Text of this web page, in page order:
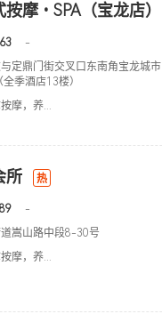
摩•SPA（宝龙店）
-
定鼎门街交叉口东南角宝龙城市
季酒店13楼）
摩，养...
所 热
-
嵩山路中段8-30号
摩，养...